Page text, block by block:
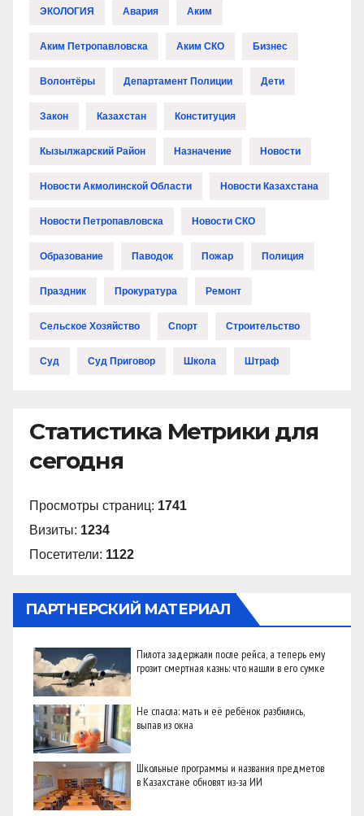
ЭКОЛОГИЯ Авария Аким
Аким Петропавловска Аким СКО Бизнес
Волонтёры Департамент Полиции Дети
Закон Казахстан Конституция
Кызылжарский Район Назначение Новости
Новости Акмолинской Области Новости Казахстана
Новости Петропавловска Новости СКО
Образование Паводок Пожар Полиция
Праздник Прокуратура Ремонт
Сельское Хозяйство Спорт Строительство
Суд Суд Приговор Школа Штраф
Статистика Метрики для
сегодня
Просмотры страниц: 1741
Визиты: 1234
Посетители: 1122
ПАРТНЕРСКИЙ МАТЕРИАЛ
Пилота задержали после рейса, а теперь ему
грозит смертная казнь: что нашли в его сумке
Не спасла: мать и её ребёнок разбились,
выпав из окна
Школьные программы и названия предметов
в Казахстане обновят из-за ИИ